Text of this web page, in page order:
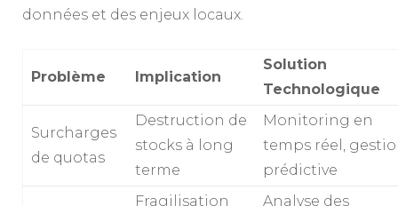
données et des enjeux locaux.
Problème Implication
Solution
Technologique
Surcharges
de quotas
Destruction de
stocks à long
terme
Monitoring en
temps réel,
prédictive
Fragilisation
Analyse des